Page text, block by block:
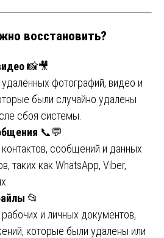
восстановить?
📸🎥
фотографий, видео и
были случайно удалены
сбоя системы.
📞💬
сообщений и данных
таких как WhatsApp, Viber,
📂
и личных документов,
которые были удалены или